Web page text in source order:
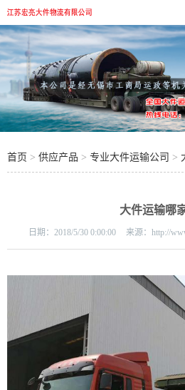
首页 > 供应产品 > 专业大件运输公司 >
大件运输哪
日期： 2018/5/30 0:00:00 来源： http://